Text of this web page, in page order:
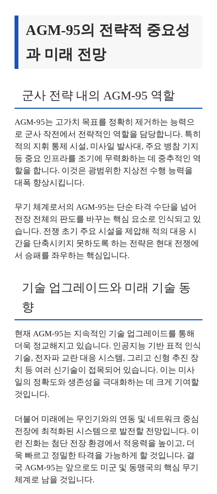
AGM-95의 전략적 중요성
과 미래 전망
군사 전략 내의 AGM-95 역할
AGM-95는 고가치 목표를 정확히 제거하는 능력으
로 군사 작전에서 전략적인 역할을 담당합니다. 특히
적의 지휘 통제 시설, 미사일 발사대, 주요 병참 기지
등 중요 인프라를 조기에 무력화하는 데 중추적인 역
할을 합니다. 이것은 광범위한 지상전 수행 능력을
대폭 향상시킵니다.
무기 체계로서의 AGM-95는 단순 타격 수단을 넘어
전장 전체의 판도를 바꾸는 핵심 요소로 인식되고 있
습니다. 전쟁 초기 주요 시설을 제압해 적의 대응 시
간을 단축시키지 못하도록 하는 전략은 현대 전쟁에
서 승패를 좌우하는 핵심입니다.
기술 업그레이드와 미래 기술 동
향
현재 AGM-95는 지속적인 기술 업그레이드를 통해
더욱 정교해지고 있습니다. 인공지능 기반 표적 인식
기술, 전자파 교란 대응 시스템, 그리고 신형 추진 장
치 등 여러 신기술이 접목되어 있습니다. 이는 미사
일의 정확도와 생존성을 극대화하는 데 크게 기여할
것입니다.
더불어 미래에는 무인기와의 연동 및 네트워크 중심
전장에 최적화된 시스템으로 발전할 전망입니다. 이
런 진화는 첨단 전장 환경에서 적응력을 높이고, 더
욱 빠르고 정밀한 타격을 가능하게 할 것입니다. 결
국 AGM-95는 앞으로도 미군 및 동맹국의 핵심 무기
체계로 남을 것입니다.